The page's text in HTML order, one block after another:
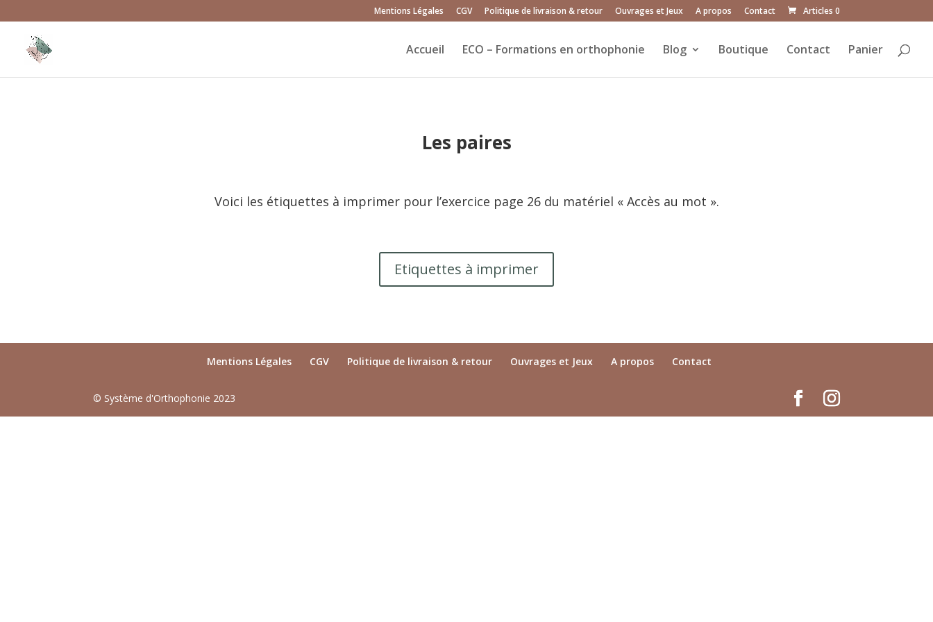
Mentions Légales CGV Politique de livraison & retour Ouvrages et Jeux A propos Contact Articles 0
Accueil ECO – Formations en orthophonie Blog Boutique Contact Panier
Les paires
Voici les étiquettes à imprimer pour l’exercice page 26 du matériel « Accès au mot ».
Etiquettes à imprimer
Mentions Légales CGV Politique de livraison & retour Ouvrages et Jeux A propos Contact
© Système d'Orthophonie 2023